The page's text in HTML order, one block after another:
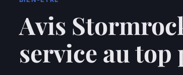
Avis
service au top